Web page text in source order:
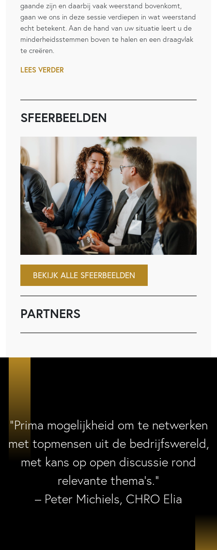
gaande zijn en daarbij vaak weerstand bovenkomt,
gaan we ons in deze sessie verdiepen in wat weerstand
echt betekent. Aan de hand van uw situatie leert u de
minderheidsstemmen boven te halen en een draagvlak
te creëren.
LEES VERDER
SFEERBEELDEN
BEKIJK ALLE SFEERBEELDEN
PARTNERS
“Prima mogelijkheid om te netwerken
met topmensen uit de bedrijfswereld,
met kans op open discussie rond
relevante thema’s.”
– Peter Michiels, CHRO Elia